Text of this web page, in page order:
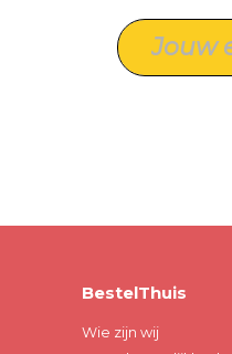
BestelThuis
Wie zijn wij